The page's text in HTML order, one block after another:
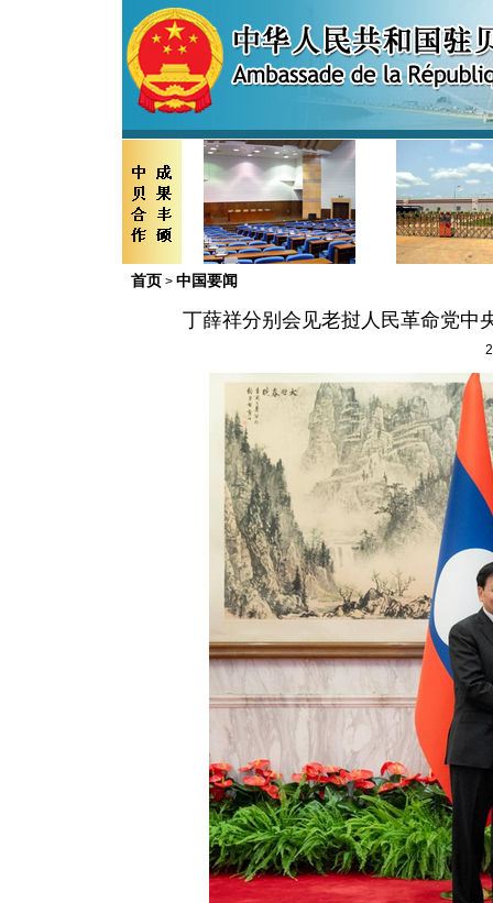
首页 > 中国要闻
丁薛祥分别会见老挝人民革命党中